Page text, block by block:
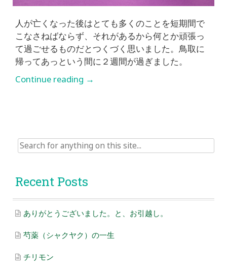
人が亡くなった後はとても多くのことを短期間で
こなさねばならず、それがあるから何とか頑張っ
て過ごせるものだとつくづく思いました。鳥取に
帰ってあっという間に２週間が過ぎました。
Continue reading →
Search
for:
Recent Posts
ありがとうございました。と、お引越し。
芍薬（シャクヤク）の一生
チリモン